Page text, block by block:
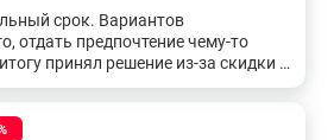
срок. Вариантов
отдать предпочтение чему-то
принял решение из-за скидки и
тех параметров. Жалоб и